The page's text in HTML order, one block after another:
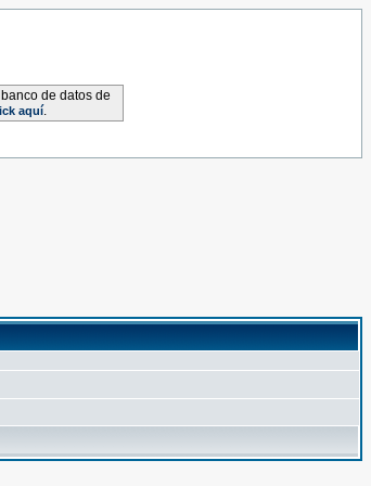
de datos de
aquí.